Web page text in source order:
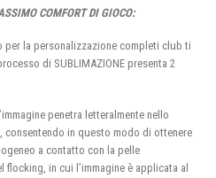
COMFORT DI GIOCO:
la personalizzazione completi club ti
di SUBLIMAZIONE presenta 2
penetra letteralmente nello
in questo modo di ottenere
a contatto con la pelle
flocking, in cui l’immagine è applicata al